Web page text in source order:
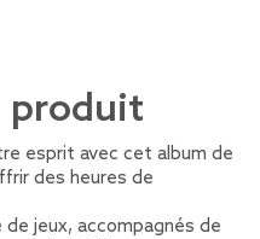
produit
esprit avec cet album de
des heures de
jeux, accompagnés de